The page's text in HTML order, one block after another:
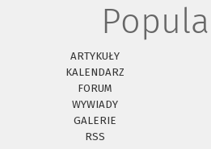
ARTYKUŁY
KALENDARZ
FORUM
WYWIADY
GALERIE
RSS